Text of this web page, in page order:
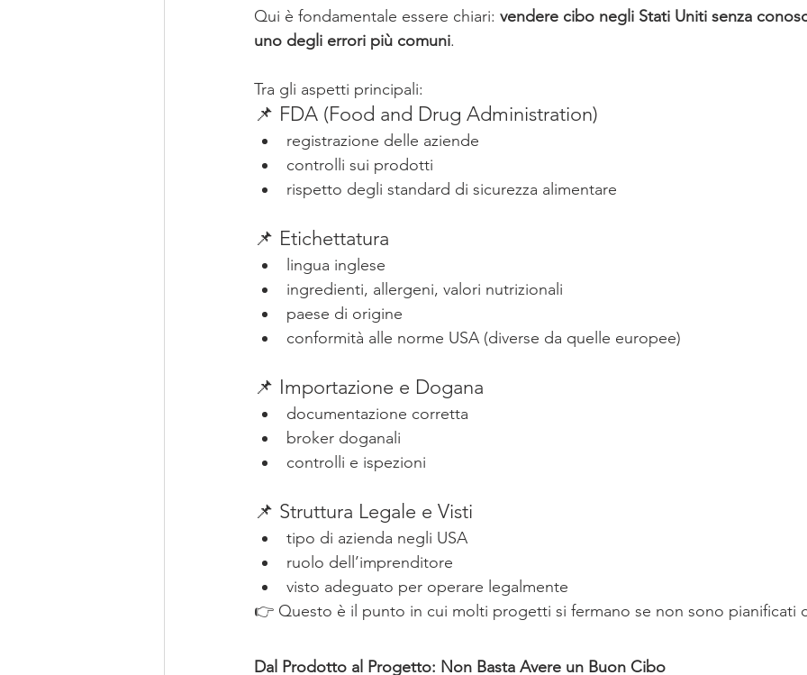
Qui è fondamentale essere chiari: vendere cibo negli Stati Uniti senza
uno degli errori più comuni.
Tra gli aspetti principali:
📌 FDA (Food and Drug Administration)
registrazione delle aziende
controlli sui prodotti
rispetto degli standard di sicurezza alimentare
📌 Etichettatura
lingua inglese
ingredienti, allergeni, valori nutrizionali
paese di origine
conformità alle norme USA (diverse da quelle europee)
📌 Importazione e Dogana
documentazione corretta
broker doganali
controlli e ispezioni
📌 Struttura Legale e Visti
tipo di azienda negli USA
ruolo dell’imprenditore
visto adeguato per operare legalmente
👉 Questo è il punto in cui molti progetti si fermano se non sono pianificati
Dal Prodotto al Progetto: Non Basta Avere un Buon Cibo